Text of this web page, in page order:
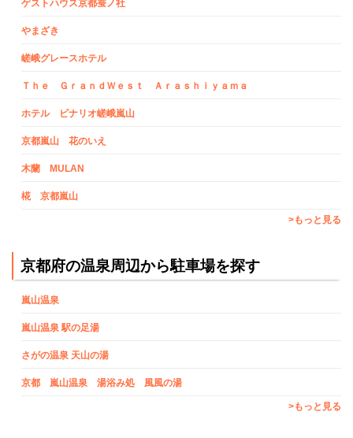
ゲストハウス京都蚕ノ社
やまざき
嵯峨グレースホテル
Ｔｈｅ ＧｒａｎｄＷｅｓｔ Ａｒａｓｈｉｙａｍａ
ホテル ビナリオ嵯峨嵐山
京都嵐山 花のいえ
木蘭 MULAN
椛 京都嵐山
>もっと見る
京都府の温泉周辺から駐車場を探す
嵐山温泉
嵐山温泉 駅の足湯
さがの温泉 天山の湯
京都 嵐山温泉 湯浴み処 風風の湯
>もっと見る